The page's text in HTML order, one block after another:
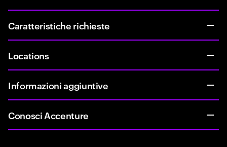
Caratteristiche richieste
Locations
Informazioni aggiuntive
Conosci Accenture